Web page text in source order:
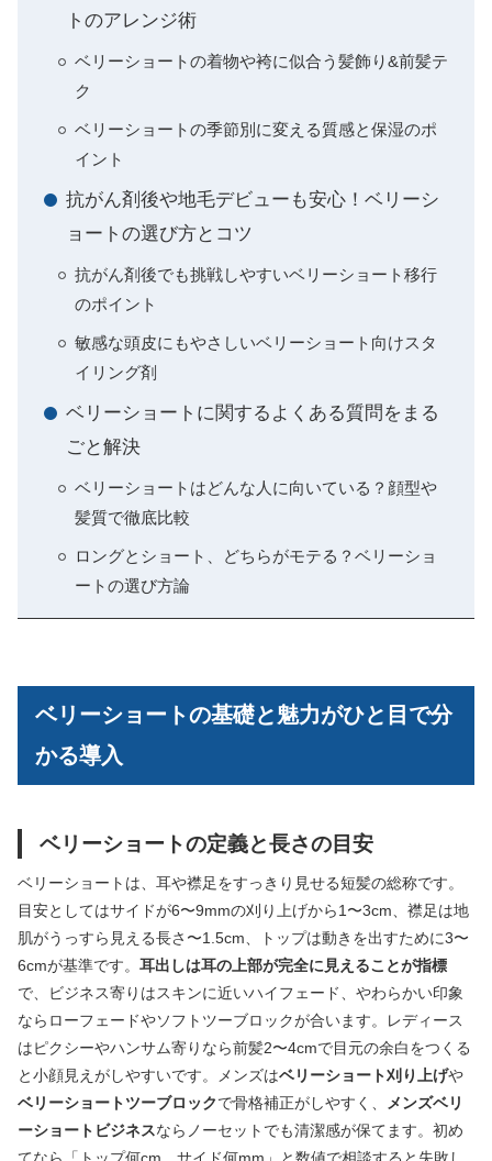
トのアレンジ術
ベリーショートの着物や袴に似合う髪飾り&前髪テ
ク
ベリーショートの季節別に変える質感と保湿のポ
イント
抗がん剤後や地毛デビューも安心！ベリーシ
ョートの選び方とコツ
抗がん剤後でも挑戦しやすいベリーショート移行
のポイント
敏感な頭皮にもやさしいベリーショート向けスタ
イリング剤
ベリーショートに関するよくある質問をまる
ごと解決
ベリーショートはどんな人に向いている？顔型や
髪質で徹底比較
ロングとショート、どちらがモテる？ベリーショ
ートの選び方論
ベリーショートの基礎と魅力がひと目で分
かる導入
ベリーショートの定義と長さの目安
ベリーショートは、耳や襟足をすっきり見せる短髪の総称です。
目安としてはサイドが6〜9mmの刈り上げから1〜3cm、襟足は地
肌がうっすら見える長さ〜1.5cm、トップは動きを出すために3〜
6cmが基準です。 耳出しは耳の上部が完全に見えることが指標
で、ビジネス寄りはスキンに近いハイフェード、やわらかい印象
ならローフェードやソフトツーブロックが合います。レディース
はピクシーやハンサム寄りなら前髪2〜4cmで目元の余白をつくる
と小顔見えがしやすいです。メンズはベリーショート刈り上げや
ベリーショートツーブロックで骨格補正がしやすく、
メンズベリ
ーショートビジネスならノーセットでも清潔感が保てます。初め